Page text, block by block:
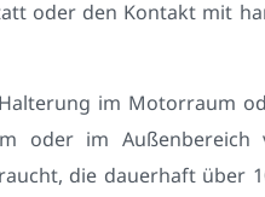
oder den Kontakt mit
im Motorraum
oder im
die dauerhaft über